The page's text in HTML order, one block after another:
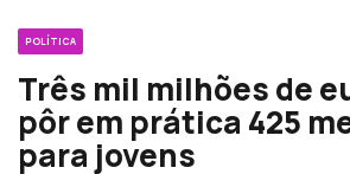
POLÍTICA
Três mil milhões de
pôr em prática 425
para jovens